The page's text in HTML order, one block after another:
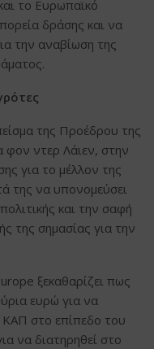
το Ευρωπαϊκό
δράσης και να
την αναβίωση της
της Προέδρου της
ντερ Λάιεν, στην
για το μέλλον της
της να υπονομεύσει
και την σαφή
της σημασίας για την
ξεκαθαρίζει πως
ευρώ για να
ΚΑΠ στο επίπεδο του
να διατηρηθεί στο